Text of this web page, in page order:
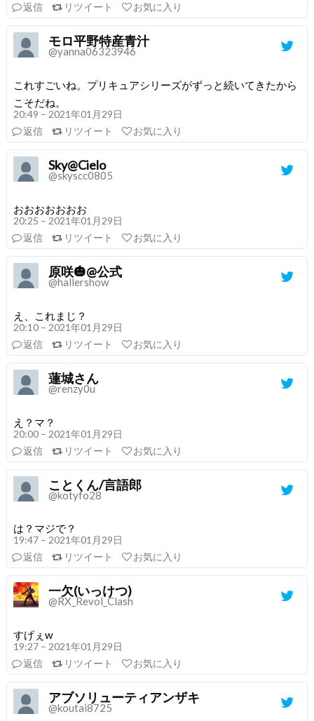
返信
リツイート お気に入り
モロ平野特産青汁
@yanna06323946
これすごいね。プリキュアシリーズがずっと続いてきたから
こそだね。
20:49 – 2021年01月29日
返信
リツイート お気に入り
Sky@Cielo
@skyscc0805
おおおおおおお
20:25 – 2021年01月29日
返信
リツイート お気に入り
原咲🎃@公式
@hallershow
え、これまじ？
20:10 – 2021年01月29日
返信
リツイート お気に入り
蓮城さん
@renzy0u
え？マ？
20:00 – 2021年01月29日
返信
リツイート お気に入り
ことくん/言語郎
@kotyfo28
は？マジで？
19:47 – 2021年01月29日
返信
リツイート お気に入り
一欠(いっけつ)
@RX_Revol_Clash
すげぇw
19:27 – 2021年01月29日
返信
リツイート お気に入り
アブソリューティアンザキ
@koutai8725